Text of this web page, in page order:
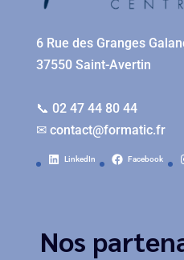
6 Rue des Granges
37550 Saint-Avertin
📞 02 47 44 80 44
✉ contact@formatic.fr
LinkedIn Facebook
Nos